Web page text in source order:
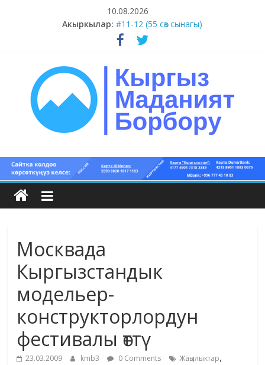
10.08.2026
Акыркылар: #11-12 (55 сөз сынагы)
#9-10 (55 сөз сынагы)
#5-8 (55 сөз сынагы)
#13-14 (55 сөз сынагы)
Кыргыз
маданият
Кыргыз
маданияты
жана
адабияты
Москвада
Кыргызстандык
модельер-
конструкторлордун
фестивалы өттү
23.03.2009 kmb3 0 Comments Жаңылыктар,